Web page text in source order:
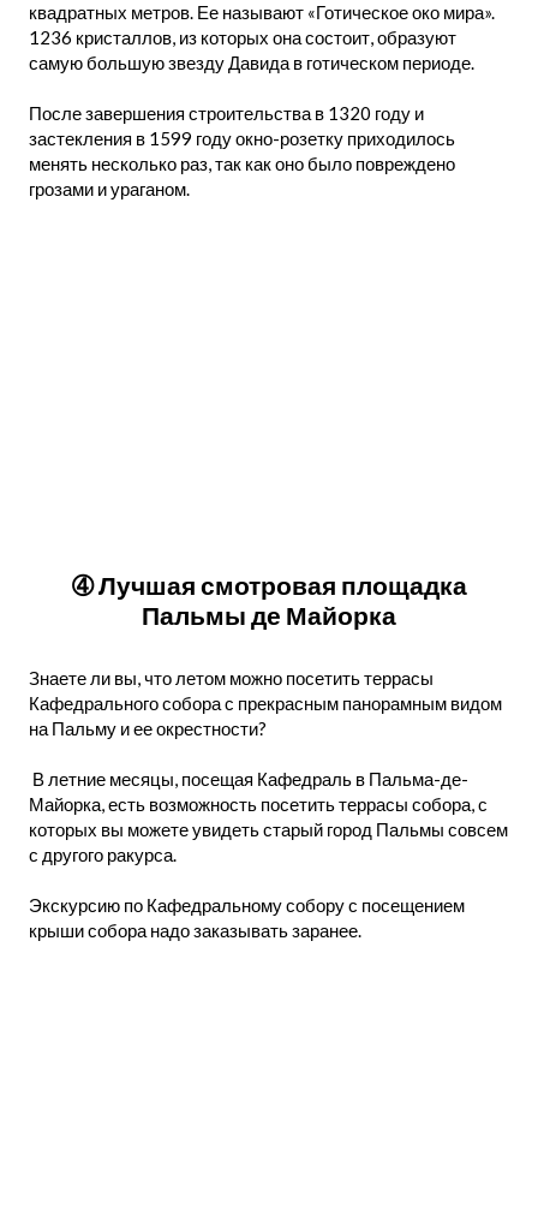
квадратных метров. Ее называют «Готическое око мира».
1236 кристаллов, из которых она состоит, образуют
самую большую звезду Давида в готическом периоде.
После завершения строительства в 1320 году и
застекления в 1599 году окно-розетку приходилось
менять несколько раз, так как оно было повреждено
грозами и ураганом.
➃ Лучшая смотровая площадка
Пальмы де Майорка
Знаете ли вы, что летом можно посетить террасы
Кафедрального собора с прекрасным панорамным видом
на Пальму и ее окрестности?
В летние месяцы, посещая Кафедраль в Пальма-де-
Майорка, есть возможность посетить террасы собора, с
которых вы можете увидеть старый город Пальмы совсем
с другого ракурса.
Экскурсию по Кафедральному собору с посещением
крыши собора надо заказывать заранее.